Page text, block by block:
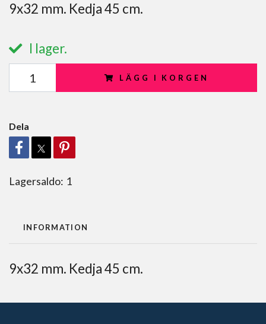
9x32 mm. Kedja 45 cm.
I lager.
LÄGG I KORGEN
Dela
Lagersaldo: 1
INFORMATION
9x32 mm. Kedja 45 cm.